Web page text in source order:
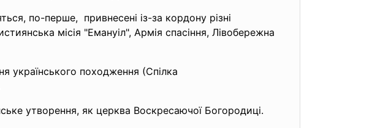
по-перше, привнесені із-за кордону різні
місія "Емануіл", Армія спасіння, Лівобережна
українського походження (Спілка
утворення, як церква Воскресаючої Богородиці.